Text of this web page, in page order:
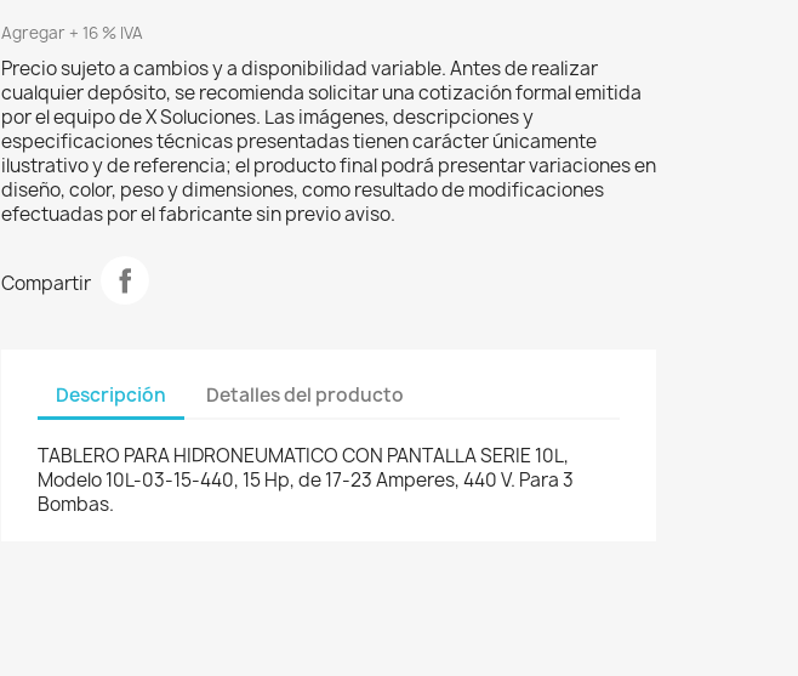
Agregar + 16 % IVA
Precio sujeto a cambios y a disponibilidad variable. Antes de realizar
cualquier depósito, se recomienda solicitar una cotización formal emitida
por el equipo de X Soluciones. Las imágenes, descripciones y
especificaciones técnicas presentadas tienen carácter únicamente
ilustrativo y de referencia; el producto final podrá presentar variaciones en
diseño, color, peso y dimensiones, como resultado de modificaciones
efectuadas por el fabricante sin previo aviso.
Compartir
Descripción Detalles del producto
TABLERO PARA HIDRONEUMATICO CON PANTALLA SERIE 10L,
Modelo 10L-03-15-440, 15 Hp, de 17-23 Amperes, 440 V. Para 3
Bombas.